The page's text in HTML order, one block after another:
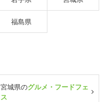
福島県
宮城県のグルメ・フードフェ
ス